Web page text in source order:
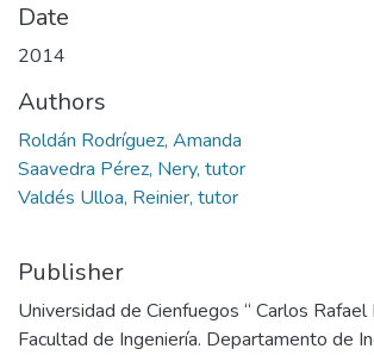
Date
2014
Authors
Roldán Rodríguez, Amanda
Saavedra Pérez, Nery, tutor
Valdés Ulloa, Reinier, tutor
Publisher
Universidad de Cienfuegos “ Carlos Rafael
Facultad de Ingeniería. Departamento de